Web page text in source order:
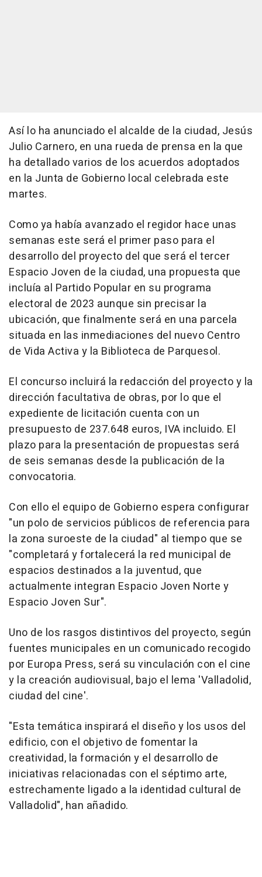
Así lo ha anunciado el alcalde de la ciudad, Jesús
Julio Carnero, en una rueda de prensa en la que
ha detallado varios de los acuerdos adoptados
en la Junta de Gobierno local celebrada este
martes.
Como ya había avanzado el regidor hace unas
semanas este será el primer paso para el
desarrollo del proyecto del que será el tercer
Espacio Joven de la ciudad, una propuesta que
incluía al Partido Popular en su programa
electoral de 2023 aunque sin precisar la
ubicación, que finalmente será en una parcela
situada en las inmediaciones del nuevo Centro
de Vida Activa y la Biblioteca de Parquesol.
El concurso incluirá la redacción del proyecto y la
dirección facultativa de obras, por lo que el
expediente de licitación cuenta con un
presupuesto de 237.648 euros, IVA incluido. El
plazo para la presentación de propuestas será
de seis semanas desde la publicación de la
convocatoria.
Con ello el equipo de Gobierno espera configurar
"un polo de servicios públicos de referencia para
la zona suroeste de la ciudad" al tiempo que se
"completará y fortalecerá la red municipal de
espacios destinados a la juventud, que
actualmente integran Espacio Joven Norte y
Espacio Joven Sur".
Uno de los rasgos distintivos del proyecto, según
fuentes municipales en un comunicado recogido
por Europa Press, será su vinculación con el cine
y la creación audiovisual, bajo el lema 'Valladolid,
ciudad del cine'.
"Esta temática inspirará el diseño y los usos del
edificio, con el objetivo de fomentar la
creatividad, la formación y el desarrollo de
iniciativas relacionadas con el séptimo arte,
estrechamente ligado a la identidad cultural de
Valladolid", han añadido.